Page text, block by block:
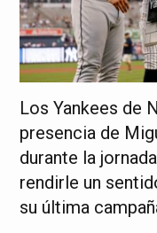
Los Yankees de
presencia de
durante la
rendirle un
su última